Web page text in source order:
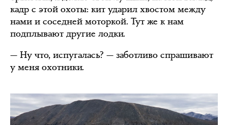
кадр с этой охоты: кит ударил хвостом между
нами и соседней моторкой. Тут же к нам
подплывают другие лодки.
— Ну что, испугалась? — заботливо спрашивают
у меня охотники.